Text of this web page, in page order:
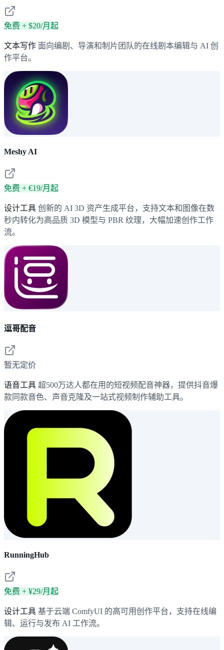
免费 + $20/月起
文本写作 面向编剧、导演和制片团队的在线剧本编辑与 AI 创
作平台。
Meshy AI
免费 + €19/月起
设计工具 创新的 AI 3D 资产生成平台，支持文本和图像在数
秒内转化为高品质 3D 模型与 PBR 纹理，大幅加速创作工作
流。
逗哥配音
暂无定价
语音工具 超500万达人都在用的短视频配音神器，提供抖音爆
款同款音色、声音克隆及一站式视频制作辅助工具。
RunningHub
免费 + ¥29/月起
设计工具 基于云端 ComfyUI 的高可用创作平台，支持在线编
辑、运行与发布 AI 工作流。